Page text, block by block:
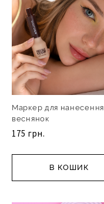
Маркер для нанесення
веснянок
175 грн.
В КОШИК